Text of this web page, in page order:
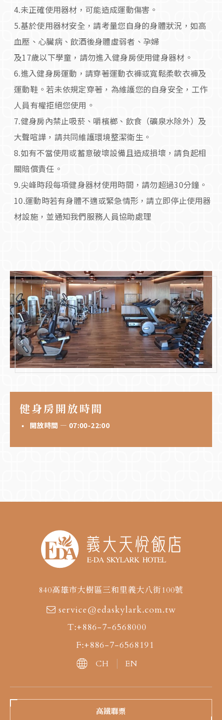
健身房開放時間
開放時間 — 07:00-22:00
4.未正確使用器材，可能造成運動傷害。
5.基於使用器材安全，請考量您自身的身體狀況，如高
血壓、心臟病、飲酒後身體虛弱者、孕婦
及17歲以下學童，請勿進入健身房使用健身器材。
6.進入健身房運動，請穿著運動衣褲或寬鬆柔軟衣褲及
運動鞋。若未依規定穿著，為維護您的自身安全，工作
人員有權拒絕您使用。
7.健身房內禁止吸菸、嚼檳榔、飲食（礦泉水除外）及
大聲喧譁，請共同維護環境整潔衛生。
8.如有不當使用或蓄意破壞設備且造成損壞，請負起相
關賠償責任。
9.尖峰時段每項健身器材使用時間，請勿超過30分鐘。
10.運動時若有身體不適或緊急情形，請立即停止使用器
材設施，並通知我們服務人員協助處理
840高雄市大樹區三和里義大八街100號
service@edaskylark.com.tw
T:+886-7-6568000
F:+886-7-6568191
CH EN
高鐵聯票